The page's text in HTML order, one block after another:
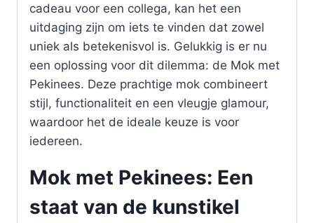
cadeau voor een collega, kan het een
uitdaging zijn om iets te vinden dat zowel
uniek als betekenisvol is. Gelukkig is er nu
een oplossing voor dit dilemma: de Mok met
Pekinees. Deze prachtige mok combineert
stijl, functionaliteit en een vleugje glamour,
waardoor het de ideale keuze is voor
iedereen.
Mok met Pekinees: Een
staat van de kunstikel